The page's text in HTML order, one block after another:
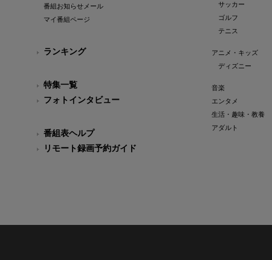
番組お知らせメール
マイ番組ページ
ランキング
特集一覧
フォトインタビュー
番組表ヘルプ
リモート録画予約ガイド
サッカー
ゴルフ
テニス
アニメ・キッズ
ディズニー
音楽
エンタメ
生活・趣味・教養
アダルト